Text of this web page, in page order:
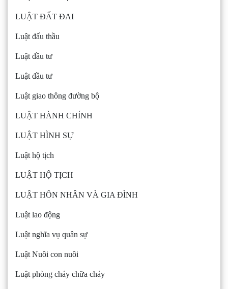
LUẬT ĐẤT ĐAI
Luật đấu thầu
Luật đầu tư
Luật đầu tư
Luật giao thông đường bộ
LUẬT HÀNH CHÍNH
LUẬT HÌNH SỰ
Luật hộ tịch
LUẬT HỘ TỊCH
LUẬT HÔN NHÂN VÀ GIA ĐÌNH
Luật lao động
Luật nghĩa vụ quân sự
Luật Nuôi con nuôi
Luật phòng cháy chữa cháy